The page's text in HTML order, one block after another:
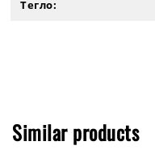
Тегло:
Similar products